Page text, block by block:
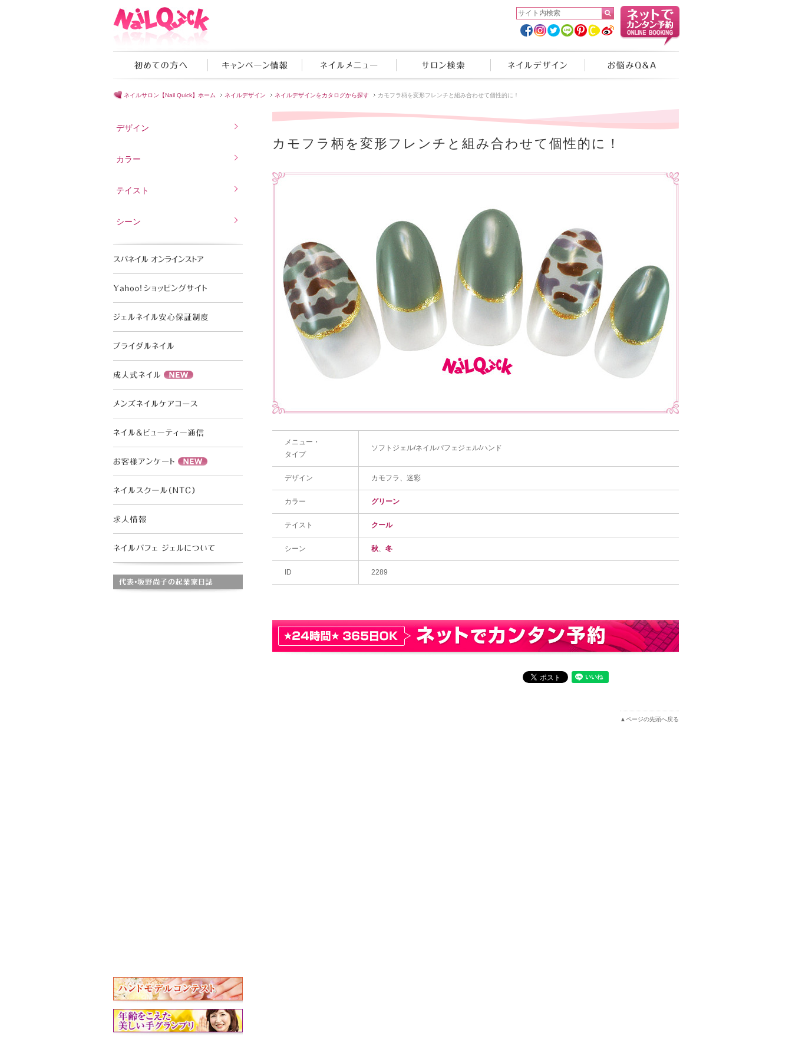
ネイルサロン【Nail Quick】ホーム ネイルデザイン ネイルデザインをカタログから探す カモフラ柄を変形フレンチと組み合わせて個性的に！
デザイン
カラー
テイスト
シーン
カモフラ柄を変形フレンチと組み合わせて個性的に！
メニュー・
タイプ
ソフトジェル/ネイルパフェジェル/ハンド
デザイン カモフラ、迷彩
カラー グリーン
テイスト クール
シーン 秋、 冬
ID 2289
▲ページの先頭へ戻る